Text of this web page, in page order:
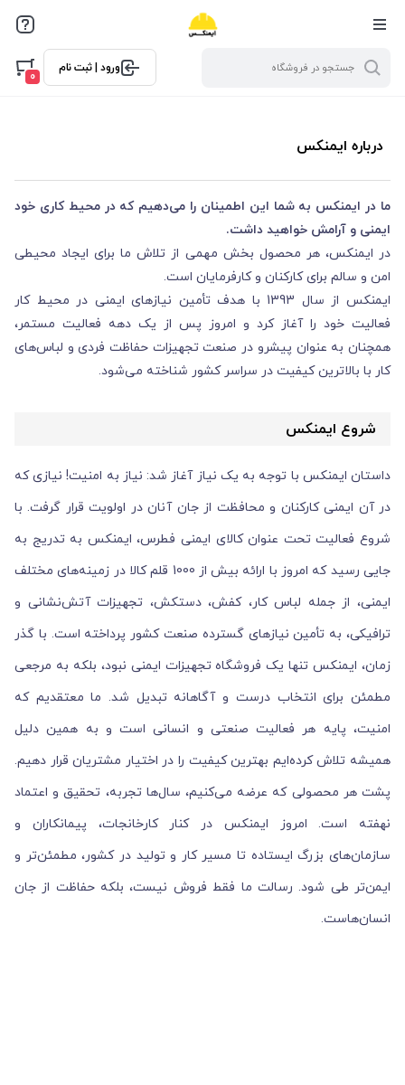
ورود | ثبت نام
0
درباره ایمنکس
ما در ایمنکس به شما این اطمینان را می‌دهیم که در محیط کاری خود
ایمنی و آرامش خواهید داشت.
در ایمنکس، هر محصول بخش مهمی از تلاش ما برای ایجاد محیطی
امن و سالم برای کارکنان و کارفرمایان است.
ایمنکس از سال 1393 با هدف تأمین نیازهای ایمنی در محیط کار
فعالیت خود را آغاز کرد و امروز پس از یک دهه فعالیت مستمر،
همچنان به عنوان پیشرو در صنعت تجهیزات حفاظت فردی و لباس‌های
کار با بالاترین کیفیت در سراسر کشور شناخته می‌شود.
شروع ایمنکس
داستان ایمنکس با توجه به یک نیاز آغاز شد: نیاز به امنیت! نیازی که
در آن ایمنی کارکنان و محافظت از جان آنان در اولویت قرار گرفت. با
شروع فعالیت تحت عنوان کالای ایمنی فطرس، ایمنکس به تدریج به
جایی رسید که امروز با ارائه بیش از 1000 قلم کالا در زمینه‌های مختلف
ایمنی، از جمله لباس کار، کفش، دستکش، تجهیزات آتش‌نشانی و
ترافیکی، به تأمین نیازهای گسترده صنعت کشور پرداخته است. با گذر
زمان، ایمنکس تنها یک فروشگاه تجهیزات ایمنی نبود، بلکه به مرجعی
مطمئن برای انتخاب درست و آگاهانه تبدیل شد. ما معتقدیم که
امنیت، پایه هر فعالیت صنعتی و انسانی است و به همین دلیل
همیشه تلاش کرده‌ایم بهترین کیفیت را در اختیار مشتریان قرار دهیم.
پشت هر محصولی که عرضه می‌کنیم، سال‌ها تجربه، تحقیق و اعتماد
نهفته است. امروز ایمنکس در کنار کارخانجات، پیمانکاران و
سازمان‌های بزرگ ایستاده تا مسیر کار و تولید در کشور، مطمئن‌تر و
ایمن‌تر طی شود. رسالت ما فقط فروش نیست، بلکه حفاظت از جان
انسان‌هاست.